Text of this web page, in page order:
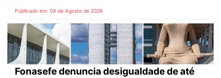
Publicado em: 04 de Agosto de 2026
Fonasefe denuncia desigualdade de até